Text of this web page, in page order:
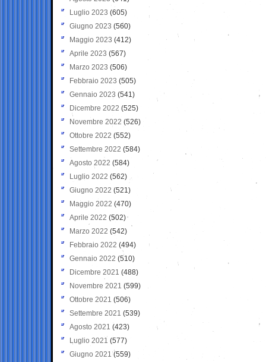
Luglio 2023 (605)
Giugno 2023 (560)
Maggio 2023 (412)
Aprile 2023 (567)
Marzo 2023 (506)
Febbraio 2023 (505)
Gennaio 2023 (541)
Dicembre 2022 (525)
Novembre 2022 (526)
Ottobre 2022 (552)
Settembre 2022 (584)
Agosto 2022 (584)
Luglio 2022 (562)
Giugno 2022 (521)
Maggio 2022 (470)
Aprile 2022 (502)
Marzo 2022 (542)
Febbraio 2022 (494)
Gennaio 2022 (510)
Dicembre 2021 (488)
Novembre 2021 (599)
Ottobre 2021 (506)
Settembre 2021 (539)
Agosto 2021 (423)
Luglio 2021 (577)
Giugno 2021(559)